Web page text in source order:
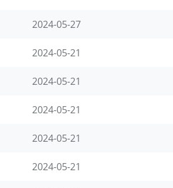
2024-05-27
2024-05-21
2024-05-21
2024-05-21
2024-05-21
2024-05-21